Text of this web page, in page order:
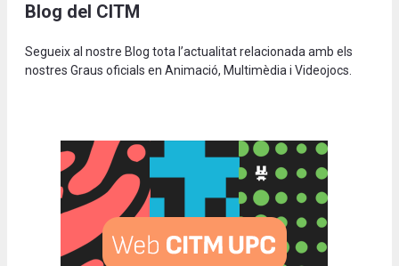
Blog del CITM
Segueix al nostre Blog tota l’actualitat relacionada amb els
nostres Graus oficials en Animació, Multimèdia i Videojocs.